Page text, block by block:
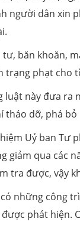
người dân xin
băn khoăn,
trạng phạt cho
luật này đưa
tháo dỡ, phá
Uỷ ban Tư
giảm qua các
tra được, vậy
những công
phát hiện.